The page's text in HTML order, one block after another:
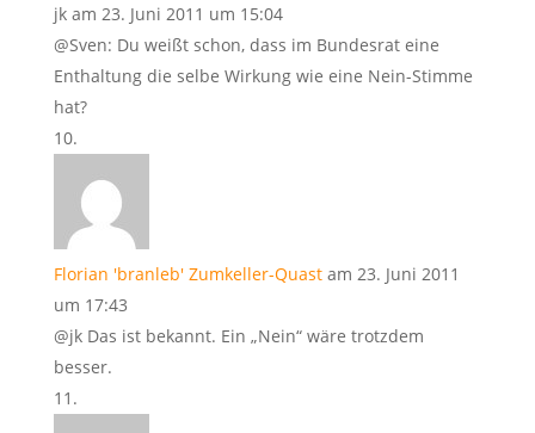
jk am 23. Juni 2011 um 15:04
@Sven: Du weißt schon, dass im Bundesrat eine
Enthaltung die selbe Wirkung wie eine Nein-Stimme
hat?
Florian 'branleb' Zumkeller-Quast am 23. Juni 2011
um 17:43
@jk Das ist bekannt. Ein „Nein“ wäre trotzdem
besser.